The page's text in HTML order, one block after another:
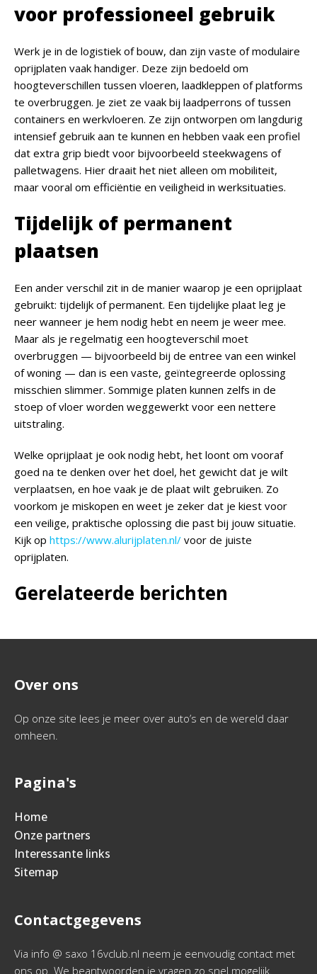
voor professioneel gebruik
Werk je in de logistiek of bouw, dan zijn vaste of modulaire
oprijplaten vaak handiger. Deze zijn bedoeld om
hoogteverschillen tussen vloeren, laadkleppen of platforms
te overbruggen. Je ziet ze vaak bij laadperrons of tussen
containers en werkvloeren. Ze zijn ontworpen om langdurig
intensief gebruik aan te kunnen en hebben vaak een profiel
dat extra grip biedt voor bijvoorbeeld steekwagens of
palletwagens. Hier draait het niet alleen om mobiliteit,
maar vooral om efficiëntie en veiligheid in werksituaties.
Tijdelijk of permanent
plaatsen
Een ander verschil zit in de manier waarop je een oprijplaat
gebruikt: tijdelijk of permanent. Een tijdelijke plaat leg je
neer wanneer je hem nodig hebt en neem je weer mee.
Maar als je regelmatig een hoogteverschil moet
overbruggen — bijvoorbeeld bij de entree van een winkel
of woning — dan is een vaste, geïntegreerde oplossing
misschien slimmer. Sommige platen kunnen zelfs in de
stoep of vloer worden weggewerkt voor een nettere
uitstraling.
Welke oprijplaat je ook nodig hebt, het loont om vooraf
goed na te denken over het doel, het gewicht dat je wilt
verplaatsen, en hoe vaak je de plaat wilt gebruiken. Zo
voorkom je miskopen en weet je zeker dat je kiest voor
een veilige, praktische oplossing die past bij jouw situatie.
Kijk op https://www.alurijplaten.nl/ voor de juiste
oprijplaten.
Gerelateerde berichten
Over ons
Op onze site lees je meer over auto’s en de wereld daar
omheen.
Pagina's
Home
Onze partners
Interessante links
Sitemap
Contactgegevens
Via info @ saxo 16vclub.nl neem je eenvoudig contact met
ons op. We beantwoorden je vragen zo snel mogelijk.